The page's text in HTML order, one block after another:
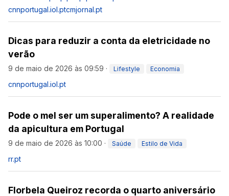
cnnportugal.iol.ptcmjornal.pt
Dicas para reduzir a conta da eletricidade no
verão
9 de maio de 2026 às 09:59 · Lifestyle Economia
cnnportugal.iol.pt
Pode o mel ser um superalimento? A realidade
da apicultura em Portugal
9 de maio de 2026 às 10:00 · Saúde Estilo de Vida
rr.pt
Florbela Queiroz recorda o quarto aniversário